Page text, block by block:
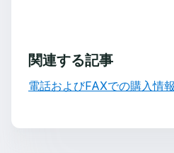
関連する記事
電話およびFAXでの購入情報